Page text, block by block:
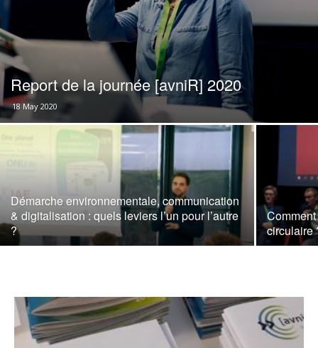
Report de la journée [avniR] 2020
18 May 2020
Démarche environnementale, communication
& digitalisation : quels leviers l’un pour l’autre
?
circulaire